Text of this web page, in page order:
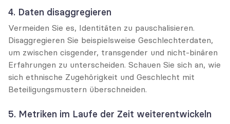
4. Daten disaggregieren
Vermeiden Sie es, Identitäten zu pauschalisieren.
Disaggregieren Sie beispielsweise Geschlechterdaten,
um zwischen cisgender, transgender und nicht-binären
Erfahrungen zu unterscheiden. Schauen Sie sich an, wie
sich ethnische Zugehörigkeit und Geschlecht mit
Beteiligungsmustern überschneiden.
5. Metriken im Laufe der Zeit weiterentwickeln